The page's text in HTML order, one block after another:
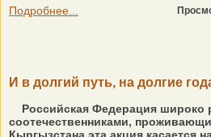
Подробнее...
И в долгий путь, на долгие
Российская Федерация широко
соотечественниками,